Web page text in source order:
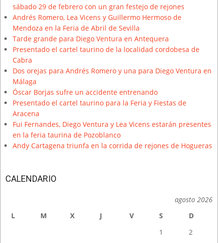
sábado 29 de febrero con un gran festejo de rejones
Andrés Romero, Lea Vicens y Guillermo Hermoso de
Mendoza en la Feria de Abril de Sevilla
Tarde grande para Diego Ventura en Antequera
Presentado el cartel taurino de la localidad cordobesa de
Cabra
Dos orejas para Andrés Romero y una para Diego Ventura en
Málaga
Óscar Borjas sufre un accidente entrenando
Presentado el cartel taurino para la Feria y Fiestas de
Aracena
Fui Fernandes, Diego Ventura y Lea Vicens estarán presentes
en la feria taurina de Pozoblanco
Andy Cartagena triunfa en la corrida de rejones de Hogueras
CALENDARIO
agosto 2026
L
M X J V S
D
1
2